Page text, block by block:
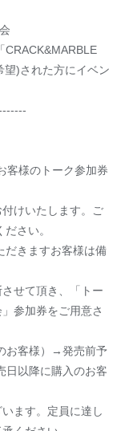
)された方にイベン
客様のトーク参加券
けいたします。ご
さい。
だきますお客様は備
せて頂き、「トー
参加券をご用意さ
お客様）→発売前予
以降に購入のお客
ます。定員に達し